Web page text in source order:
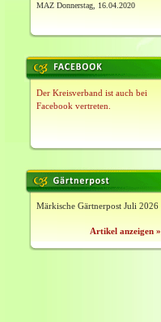
MAZ Donnerstag, 16.04.2020
Der Kreisverband ist auch bei
Facebook vertreten.
Märkische Gärtnerpost Juli 2026
Artikel anzeigen »